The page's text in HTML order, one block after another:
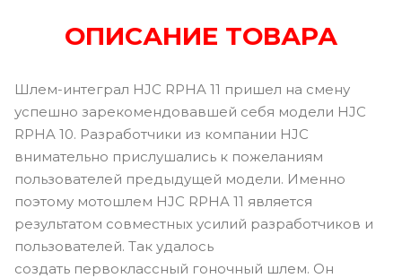
ОПИСАНИЕ ТОВАРА
Шлем-интеграл HJC RPHA 11 пришел на смену
успешно зарекомендовавшей себя модели HJC
RPHA 10. Разработчики из компании HJC
внимательно прислушались к пожеланиям
пользователей предыдущей модели. Именно
поэтому мотошлем HJC RPHA 11 является
результатом совместных усилий разработчиков и
пользователей. Так удалось
создать первоклассный гоночный шлем. Он